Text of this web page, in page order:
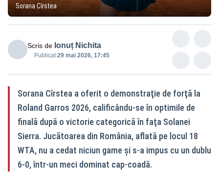
Sorana Cîrstea
Scris de Ionuț Nichita
Publicat:29 mai 2026, 17:45
Sorana Cîrstea a oferit o demonstraţie de forţă la
Roland Garros 2026, calificându-se în optimile de
finală după o victorie categorică în faţa Solanei
Sierra. Jucătoarea din România, aflată pe locul 18
WTA, nu a cedat niciun game şi s-a impus cu un dublu
6-0, într-un meci dominat cap-coadă.